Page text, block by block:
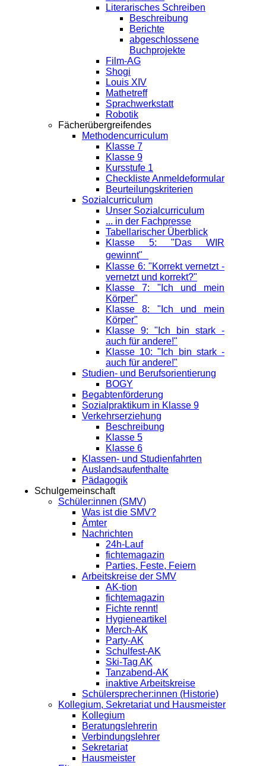
Literarisches Schreiben
Beschreibung
Berichte
abgeschlossene
Buchprojekte
Film-AG
Shogi
Louis XIV
Mathetreff
Sprachwerkstatt
Robotik
Fächerübergreifendes
Methodencurriculum
Klasse 7
Klasse 9
Kursstufe 1
Checkliste Anmeldeformular
Beurteilungskriterien
Sozialcurriculum
Unser Sozialcurriculum
... in der Fachpresse
Tabellarischer Überblick
Klasse 5: "Das WIR
gewinnt"
Klasse 6: "Korrekt vernetzt -
vernetzt und korrekt?"
Klasse 7: "Ich und mein
Körper"
Klasse 8: "Ich und mein
Körper"
Klasse 9: "Ich bin stark -
auch für andere!"
Klasse 10: "Ich bin stark -
auch für andere!"
Studien- und Berufsorientierung
BOGY
Begabtenförderung
Sozialpraktikum in Klasse 9
Verkehrserziehung
Beschreibung
Klasse 5
Klasse 6
Klassen- und Studienfahrten
Auslandsaufenthalte
Pädagogik
Schulgemeinschaft
Schüler:innen (SMV)
Was ist die SMV?
Ämter
Nachrichten
24h-Lauf
fichtemagazin
Parties, Feste, Feiern
Arbeitskreise der SMV
AK-tion
fichtemagazin
Fichte rennt!
Hygieneartikel
Merch-AK
Party-AK
Schulfest-AK
Ski-Tag AK
Tanzabend-AK
inaktive Arbeitskreise
Schülersprecher:innen (Historie)
Kollegium, Sekretariat und Hausmeister
Kollegium
Beratungslehrerin
Verbindungslehrer
Sekretariat
Hausmeister